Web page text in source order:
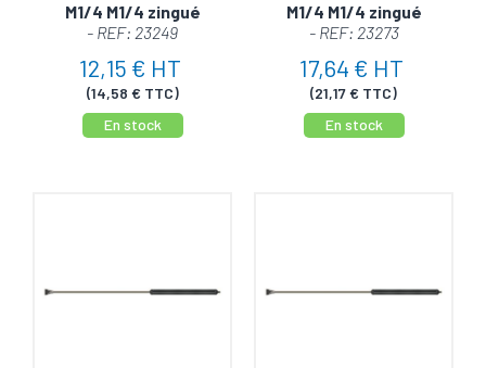
M1/4 M1/4 zingué
- REF: 23249
12,15 € HT
(14,58 € TTC)
En stock
M1/4 M1/4 zingué
- REF: 23273
17,64 € HT
(21,17 € TTC)
En stock